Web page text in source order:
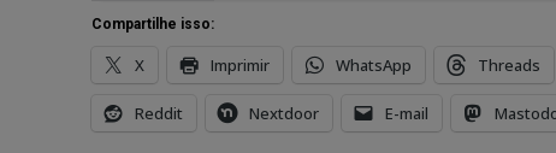
Compartilhe isso:
X Imprimir WhatsApp Threads
Reddit Nextdoor E-mail